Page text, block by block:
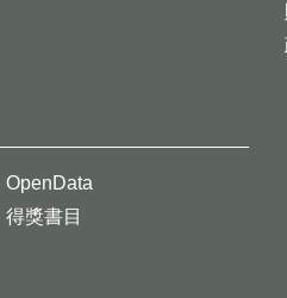
OpenData
得獎書目